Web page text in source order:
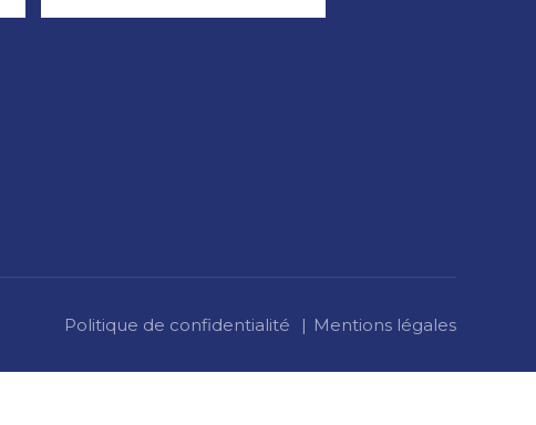
Politique de confidentialité Mentions légales